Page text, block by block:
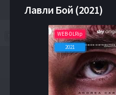
Лавли Бой (2021)
WEB-DLRip
2021